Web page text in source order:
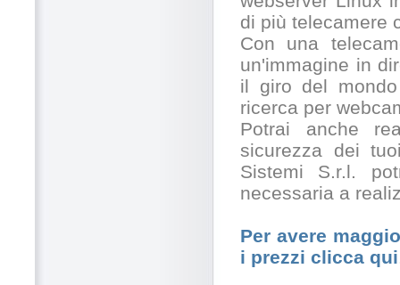
di più telecamere
Con una
un'immagine in
il giro del
ricerca per
Potrai anche
sicurezza dei
Sistemi S.r.l.
necessaria a
Per avere
i prezzi clicca qui